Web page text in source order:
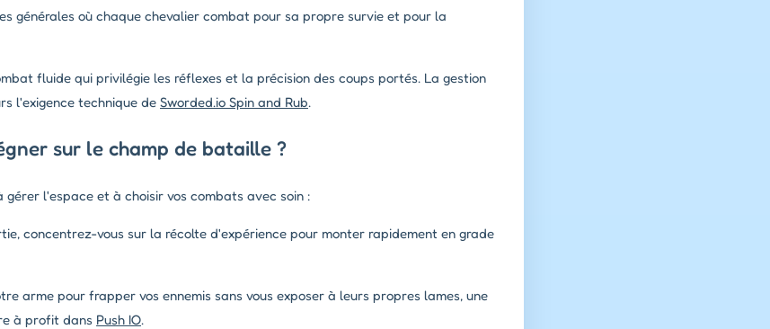
générales où chaque chevalier combat pour sa propre survie et pour la
fluide qui privilégie les réflexes et la précision des coups portés. La gestion
l'exigence technique de Sworded.io Spin and Rub.
sur le champ de bataille ?
l'espace et à choisir vos combats avec soin :
concentrez-vous sur la récolte d'expérience pour monter rapidement en grade
arme pour frapper vos ennemis sans vous exposer à leurs propres lames, une
à profit dans Push IO.